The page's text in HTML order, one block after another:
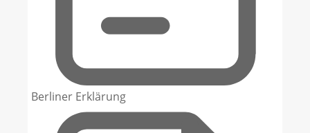
Berliner Erklärung